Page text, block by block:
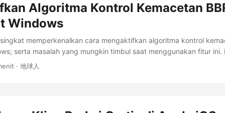
Algoritma Kontrol Kemacetan
Windows
memperkenalkan cara mengaktifkan algoritma kontrol
serta masalah yang mungkin timbul saat menggunakan fitur ini.
and Round-trip propagation time) adalah jenis baru
· 地球人